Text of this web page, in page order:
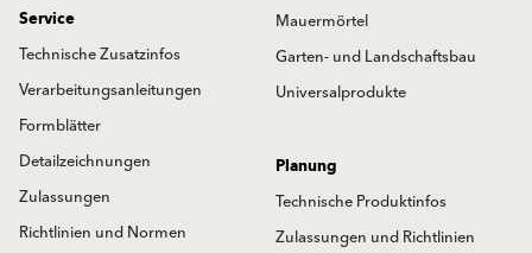
Mauermörtel
Garten- und Landschaftsbau
Universalprodukte
Service
Technische Zusatzinfos
Verarbeitungsanleitungen
Formblätter
Detailzeichnungen
Zulassungen
Richtlinien und Normen
Planung
Technische Produktinfos
Zulassungen und Richtlinien